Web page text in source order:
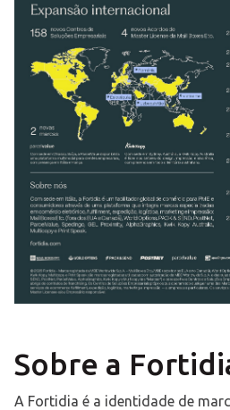
Sobre a
A Fortidia é a identidade de